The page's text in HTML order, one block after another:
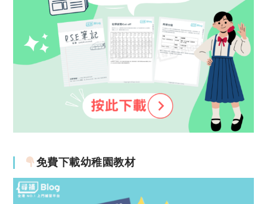
免費下載幼稚園教材